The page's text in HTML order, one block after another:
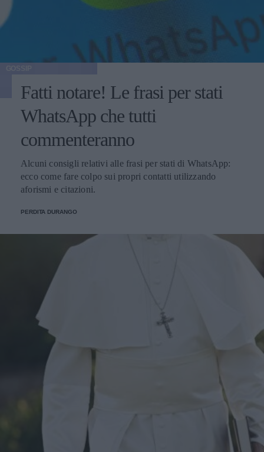
Fatti notare! Le frasi per stati
WhatsApp che tutti
commenteranno
Alcuni consigli relativi alle frasi per stati di WhatsApp:
ecco come fare colpo sui propri contatti utilizzando
aforismi e citazioni.
PERDITA DURANGO